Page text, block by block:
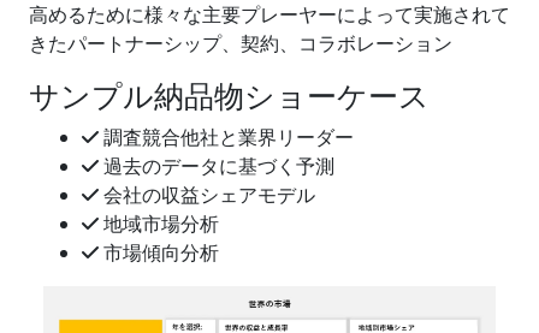
高めるために様々な主要プレーヤーによって実施されて
きたパートナーシップ、契約、コラボレーション
サンプル納品物ショーケース
調査競合他社と業界リーダー
過去のデータに基づく予測
会社の収益シェアモデル
地域市場分析
市場傾向分析